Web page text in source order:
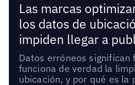
Las marcas
los datos de
impiden llegar a
Datos erróneos significan
funciona de verdad la
ubicación, y por qué es la